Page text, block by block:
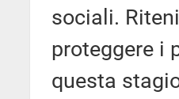
sociali.
proteggere i
questa